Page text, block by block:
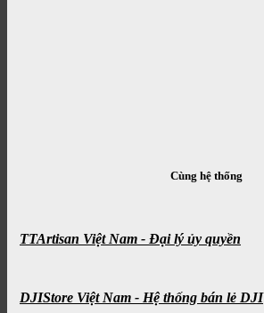
Cùng hệ thống
TTArtisan Việt Nam - Đại lý ủy quyền
DJIStore Việt Nam - Hệ thống bán lẻ DJI